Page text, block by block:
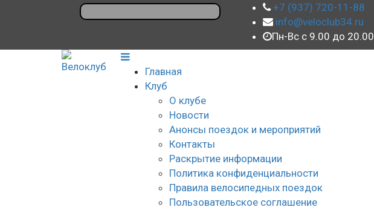
+7 (937) 720-11-88
info@veloclub34.ru
Пн-Вс с 9.00 до 20.00
Главная
Клуб
О клубе
Новости
Анонсы поездок и мероприятий
Контакты
Раскрытие информации
Политика конфиденциальности
Правила велосипедных поездок
Пользовательское соглашение